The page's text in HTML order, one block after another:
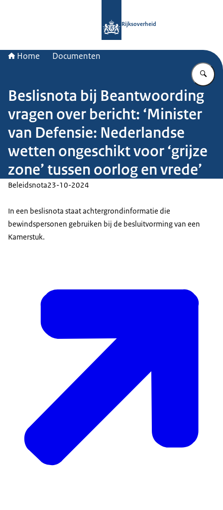
Rijksoverheid
Home Documenten
Beslisnota bij Beantwoording
vragen over bericht: ‘Minister
van Defensie: Nederlandse
wetten ongeschikt voor ‘grijze
zone’ tussen oorlog en vrede’
Beleidsnota23-10-2024
In een beslisnota staat achtergrondinformatie die
bewindspersonen gebruiken bij de besluitvorming van een
Kamerstuk.